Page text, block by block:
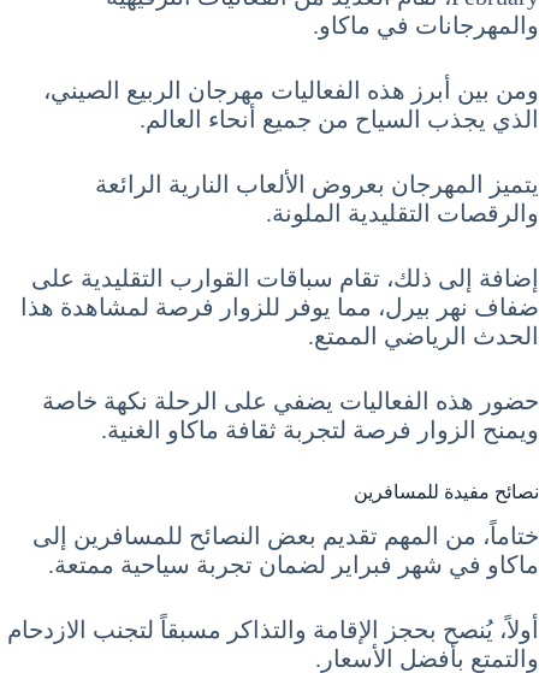
والمهرجانات في ماكاو.
ومن بين أبرز هذه الفعاليات مهرجان الربيع الصيني،
الذي يجذب السياح من جميع أنحاء العالم.
يتميز المهرجان بعروض الألعاب النارية الرائعة
والرقصات التقليدية الملونة.
إضافة إلى ذلك، تقام سباقات القوارب التقليدية على
ضفاف نهر بيرل، مما يوفر للزوار فرصة لمشاهدة هذا
الحدث الرياضي الممتع.
حضور هذه الفعاليات يضفي على الرحلة نكهة خاصة
ويمنح الزوار فرصة لتجربة ثقافة ماكاو الغنية.
نصائح مفيدة للمسافرين
ختاماً، من المهم تقديم بعض النصائح للمسافرين إلى
ماكاو في شهر فبراير لضمان تجربة سياحية ممتعة.
أولاً، يُنصح بحجز الإقامة والتذاكر مسبقاً لتجنب الازدحام
والتمتع بأفضل الأسعار.